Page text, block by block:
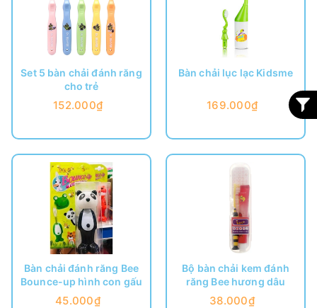
Set 5 bàn chải đánh răng
cho trẻ
152.000₫
Bàn chải lục lạc Kidsme
169.000₫
Bàn chải đánh răng Bee
Bounce-up hình con gấu
45.000₫
Bộ bàn chải kem đánh
răng Bee hương dâu
38.000₫